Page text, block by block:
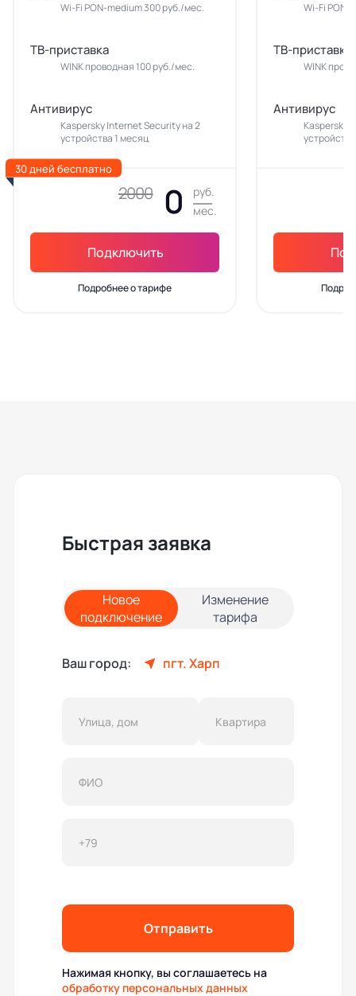
Wi-Fi PON-medium 300 руб./мес.
ТВ-приставка
WINK проводная 100 руб./мес.
Антивирус
Kaspersky Internet Security на 2
устройства 1 месяц
2000 0
руб.
мес.
Подключить
Подробнее о тарифе
30 дней бесплатно
Wi-Fi PON-
ТВ-приставка
WINK
Антивирус
Kaspersky
Быстрая заявка
Новое
подключение
Изменение
тарифа
Ваш город: пгт. Харп
Отправить
Нажимая кнопку, вы соглашаетесь на
обработку персональных данных